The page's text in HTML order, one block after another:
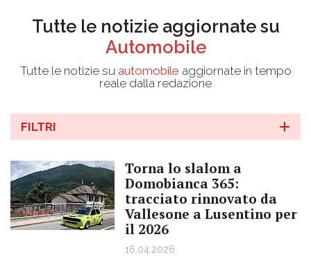
Tutte le notizie aggiornate su
Automobile
Tutte le notizie su automobile aggiornate in tempo
reale dalla redazione
FILTRI
Torna lo slalom a
Domobianca 365:
tracciato rinnovato da
Vallesone a Lusentino per
il 2026
16.04.2026